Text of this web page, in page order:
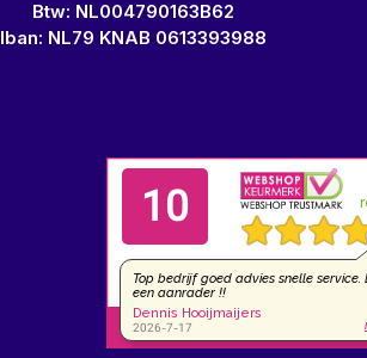
Btw: NL004790163B62
Iban: NL79 KNAB 0613393988